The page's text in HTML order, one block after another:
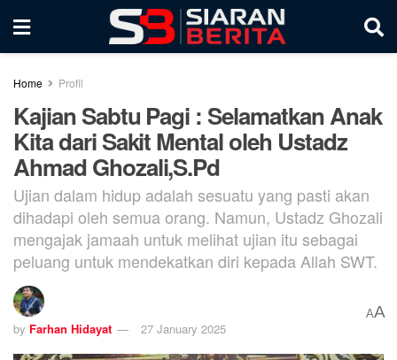
Home Profil
Kajian Sabtu Pagi : Selamatkan Anak
Kita dari Sakit Mental oleh Ustadz
Ahmad Ghozali,S.Pd
Ujian dalam hidup adalah sesuatu yang pasti akan
dihadapi oleh semua orang. Namun, Ustadz Ghozali
mengajak jamaah untuk melihat ujian itu sebagai
peluang untuk mendekatkan diri kepada Allah SWT.
by Farhan Hidayat 27 January 2025
AA